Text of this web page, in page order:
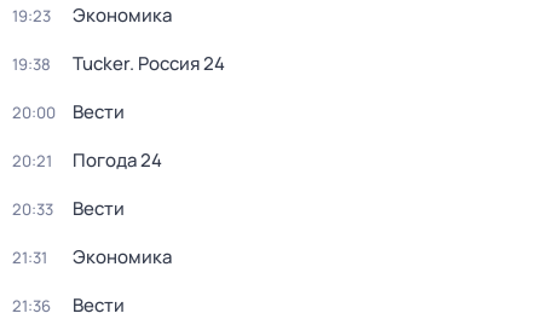
19:23 Экономика
19:38 Tucker. Россия 24
20:00 Вести
20:21 Погода 24
20:33 Вести
21:31 Экономика
21:36 Вести